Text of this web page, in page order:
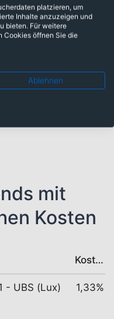
1,88%
1,79%
1,65%
mit
Kosten
Kosten
- UBS (Lux)
1,33%
platzieren, um
Inhalte anzuzeigen und
bieten. Für weitere
Cookies öffnen Sie die
Ablehnen